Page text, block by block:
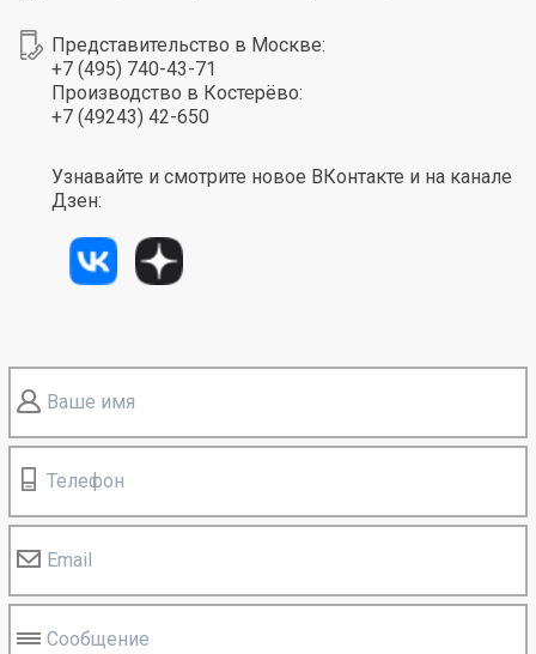
Представительство в Москве:
+7 (495) 740-43-71
Производство в Костерёво:
+7 (49243) 42-650
Узнавайте и смотрите новое ВКонтакте и на канале
Дзен:
Ваше имя
Телефон
Email
Сообщение